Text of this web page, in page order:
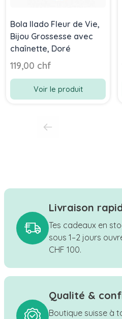
Bola Ilado Fleur de Vie,
Bijou Grossesse avec
chaînette, Doré
119,00 chf
Voir le produit
Livraison
Tes cadeaux en
sous 1–2 jours
CHF 100.
Qualité &
Boutique suisse à